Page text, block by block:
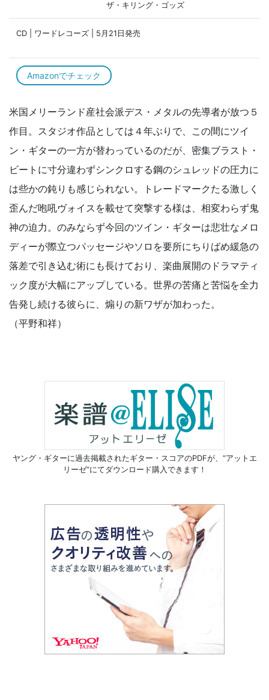
ザ・キリング・ゴッズ
CD | ワードレコーズ | 5月21日発売
Amazonでチェック
米国メリーランド産社会派デス・メタルの先導者が放つ５
作目。スタジオ作品としては４年ぶりで、この間にツイ
ン・ギターの一方が替わっているのだが、密集ブラスト・
ビートに寸分違わずシンクロする鋼のシュレッドの圧力に
は些かの鈍りも感じられない。トレードマークたる激しく
歪んだ咆吼ヴォイスを載せて突撃する様は、相変わらず鬼
神の迫力。のみならず今回のツイン・ギターは悲壮なメロ
ディーが際立つパッセージやソロを要所にちりばめ緩急の
落差で引き込む術にも長けており、楽曲展開のドラマティ
ック度が大幅にアップしている。世界の苦痛と苦悩を全力
告発し続ける彼らに、煽りの新ワザが加わった。
（平野和祥）
ヤング・ギターに過去掲載されたギター・スコアのPDFが、 “アットエ
リーゼ”にてダウンロード購入できます！